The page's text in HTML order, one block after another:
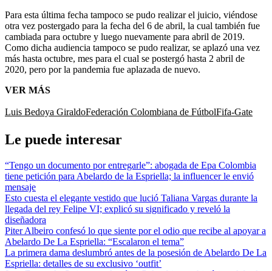
Para esta última fecha tampoco se pudo realizar el juicio, viéndose
otra vez postergado para la fecha del 6 de abril, la cual también fue
cambiada para octubre y luego nuevamente para abril de 2019.
Como dicha audiencia tampoco se pudo realizar, se aplazó una vez
más hasta octubre, mes para el cual se postergó hasta 2 abril de
2020, pero por la pandemia fue aplazada de nuevo.
VER MÁS
Luis Bedoya GiraldoFederación Colombiana de FútbolFifa-Gate
Le puede interesar
“Tengo un documento por entregarle”: abogada de Epa Colombia
tiene petición para Abelardo de la Espriella; la influencer le envió
mensaje
Esto cuesta el elegante vestido que lució Taliana Vargas durante la
llegada del rey Felipe VI; explicó su significado y reveló la
diseñadora
Piter Albeiro confesó lo que siente por el odio que recibe al apoyar a
Abelardo De La Espriella: “Escalaron el tema”
La primera dama deslumbró antes de la posesión de Abelardo De La
Espriella: detalles de su exclusivo ‘outfit’